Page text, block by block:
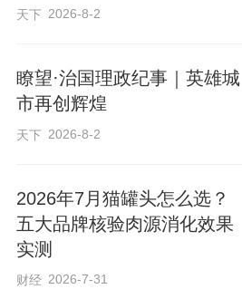
天下 2026-8-2
瞭望·治国理政纪事｜英雄城
市再创辉煌
天下 2026-8-2
2026年7月猫罐头怎么选？
五大品牌核验肉源消化效果
实测
财经 2026-7-31